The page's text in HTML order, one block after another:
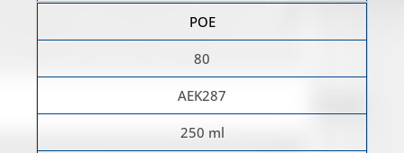
POE
80
AEK287
250 ml